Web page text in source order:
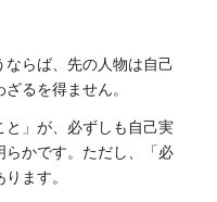
らば、先の人物は自己
るを得ません。
」が、必ずしも自己実
かです。ただし、「必
ます。